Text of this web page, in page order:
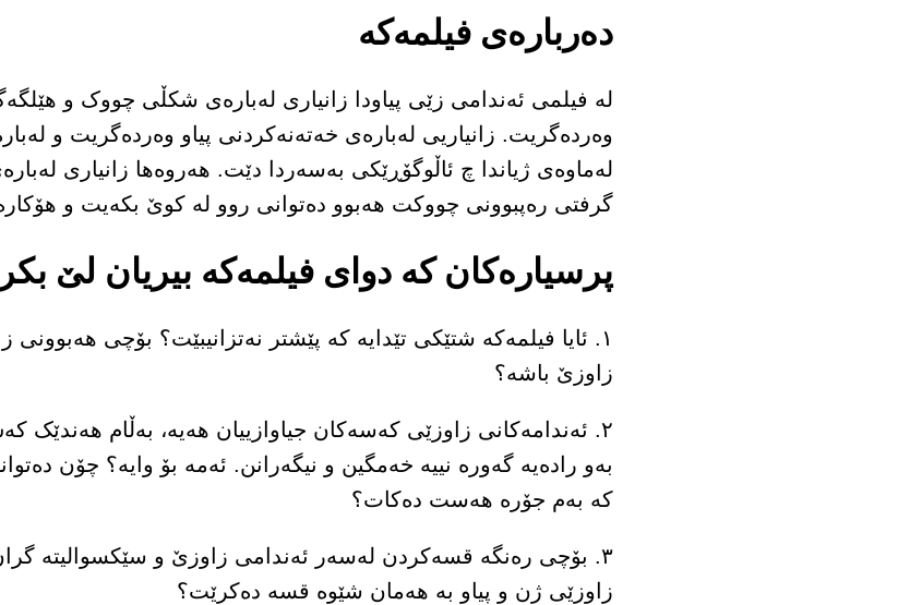
دەربارەی فیلمەکە
لە فیلمی ئەندامی زێی پیاودا زانیاری لەبارەی شکڵی چووک و
وەردەگریت. زانیاریی لەبارەی خەتەنەکردنی پیاو وەردەگریت و
لەماوەی ژیاندا چ ئاڵوگۆڕێکی بەسەردا دێت. هەروەها زانیاری
گرفتی رەپبوونی چووکت هەبوو دەتوانی روو لە کوێ بکەیت و
پرسیارەکان کە دوای فیلمەکە بیریان لێ
۱. ئایا فیلمەکە شتێکی تێدایە کە پێشتر نەتزانیبێت؟ بۆچی هەبوونی
زاوزێ باشە؟
۲. ئەندامەکانی زاوزێی کەسەکان جیاوازییان ھەیە، بەڵام
بەو رادەیە گەورە نییە خەمگین و نیگەرانن. ئەمە بۆ وایە؟ چۆن
کە بەم جۆرە هەست دەکات؟
۳. بۆچی رەنگە قسەکردن لەسەر ئەندامی زاوزێ و سێکسوالیتە
زاوزێی ژن و پیاو بە هەمان شێوە قسە دەکرێت؟